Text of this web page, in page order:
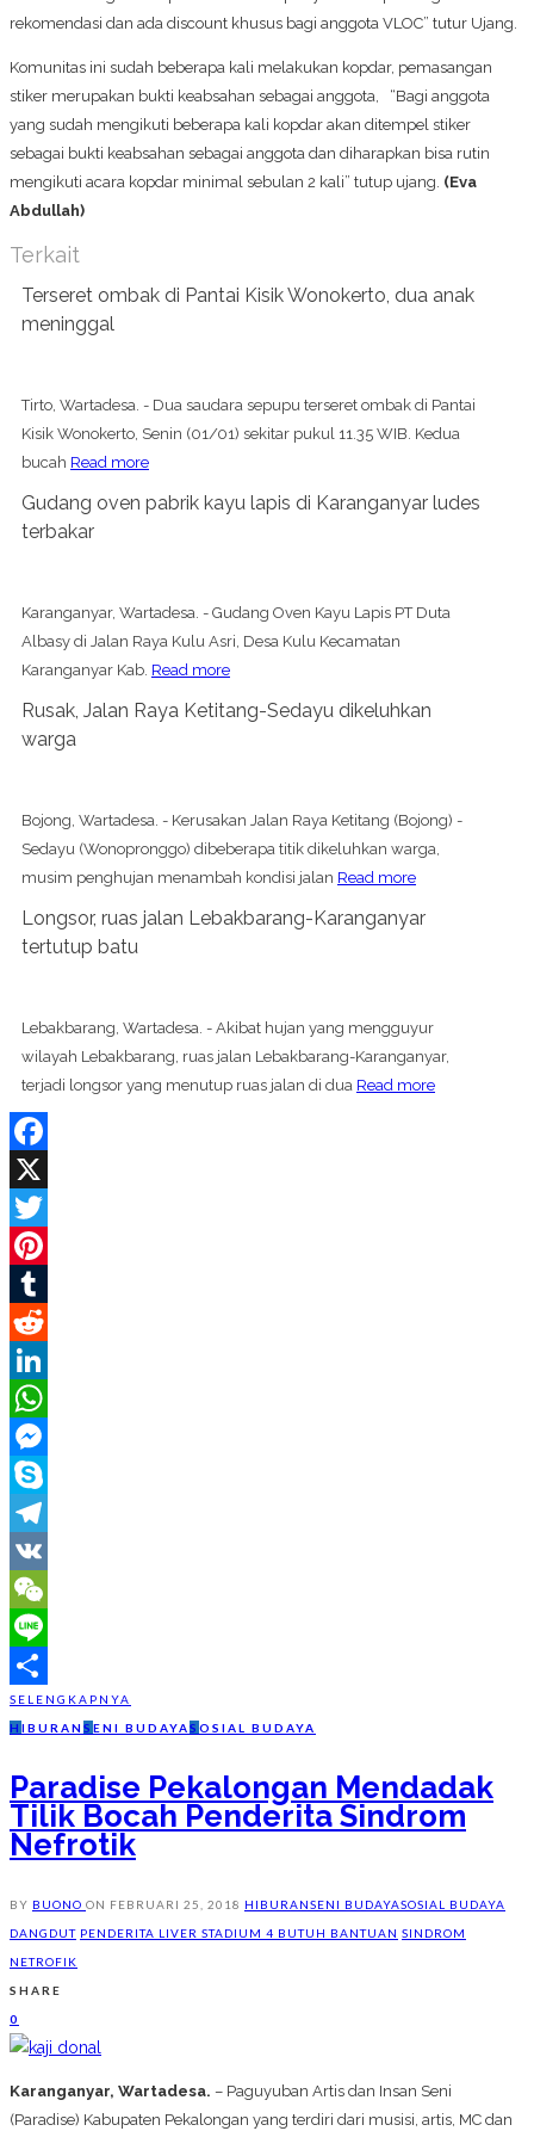
rekomendasi dan ada discount khusus bagi anggota VLOC” tutur Ujang.
Komunitas ini sudah beberapa kali melakukan kopdar, pemasangan
stiker merupakan bukti keabsahan sebagai anggota, “Bagi anggota
yang sudah mengikuti beberapa kali kopdar akan ditempel stiker
sebagai bukti keabsahan sebagai anggota dan diharapkan bisa rutin
mengikuti acara kopdar minimal sebulan 2 kali” tutup ujang. (Eva
Abdullah)
Terkait
Terseret ombak di Pantai Kisik Wonokerto, dua anak
meninggal
Tirto, Wartadesa. - Dua saudara sepupu terseret ombak di Pantai
Kisik Wonokerto, Senin (01/01) sekitar pukul 11.35 WIB. Kedua
bucah Read more
Gudang oven pabrik kayu lapis di Karanganyar ludes
terbakar
Karanganyar, Wartadesa. - Gudang Oven Kayu Lapis PT Duta
Albasy di Jalan Raya Kulu Asri, Desa Kulu Kecamatan
Karanganyar Kab. Read more
Rusak, Jalan Raya Ketitang-Sedayu dikeluhkan
warga
Bojong, Wartadesa. - Kerusakan Jalan Raya Ketitang (Bojong) -
Sedayu (Wonopronggo) dibeberapa titik dikeluhkan warga,
musim penghujan menambah kondisi jalan Read more
Longsor, ruas jalan Lebakbarang-Karanganyar
tertutup batu
Lebakbarang, Wartadesa. - Akibat hujan yang mengguyur
wilayah Lebakbarang, ruas jalan Lebakbarang-Karanganyar,
terjadi longsor yang menutup ruas jalan di dua Read more
Facebook
X
Twitter
Pinterest
Tumblr
Reddit
LinkedIn
WhatsApp
Messenger
Skype
Telegram
VK
WeChat
Line
Share
SELENGKAPNYA
H IBURAN S ENI BUDAYAS OSIAL BUDAYA
Paradise Pekalongan Mendadak
Tilik Bocah Penderita Sindrom
Nefrotik
BY BUONO ON FEBRUARI 25, 2018 HIBURANSENI BUDAYASOSIAL BUDAYA
DANGDUT PENDERITA LIVER STADIUM 4 BUTUH BANTUAN SINDROM
NETROFIK
SHARE
0
Karanganyar, Wartadesa. – Paguyuban Artis dan Insan Seni
(Paradise) Kabupaten Pekalongan yang terdiri dari musisi, artis, MC dan